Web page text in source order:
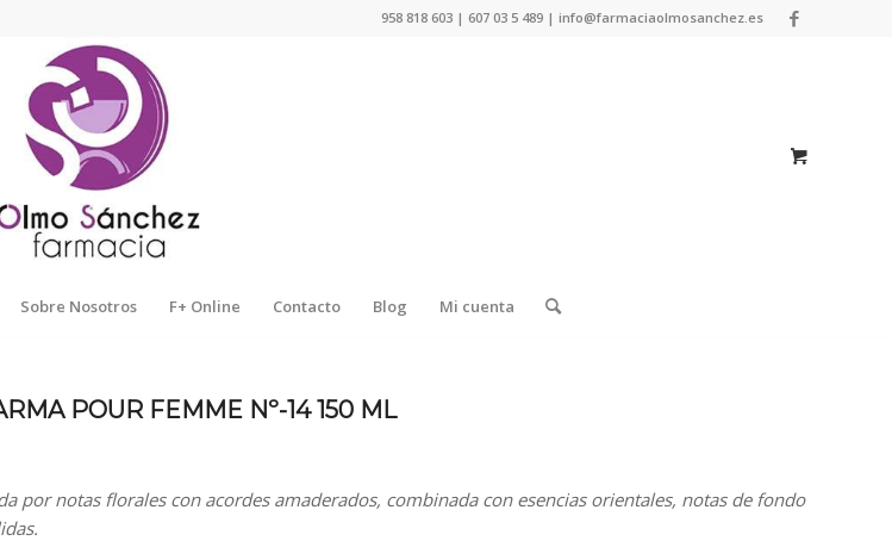
958 818 603 | 607 03 5 489 | info@farmaciaolmosanchez.es
Sobre Nosotros F+ Online Contacto Blog Mi cuenta
POUR FEMME Nº-14 150 ML
por notas florales con acordes amaderados, combinada con esencias orientales, notas de fondo